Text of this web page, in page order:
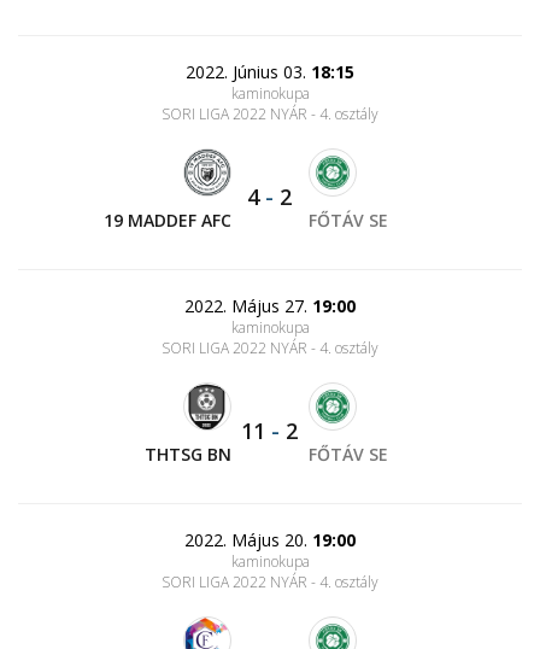
2022. Június 03. 18:15
kaminokupa
SORI LIGA 2022 NYÁR - 4. osztály
19 MADDEF AFC
4- 2
FŐTÁV SE
2022. Május 27. 19:00
kaminokupa
SORI LIGA 2022 NYÁR - 4. osztály
THTSG BN
11 - 2
FŐTÁV SE
2022. Május 20. 19:00
kaminokupa
SORI LIGA 2022 NYÁR - 4. osztály